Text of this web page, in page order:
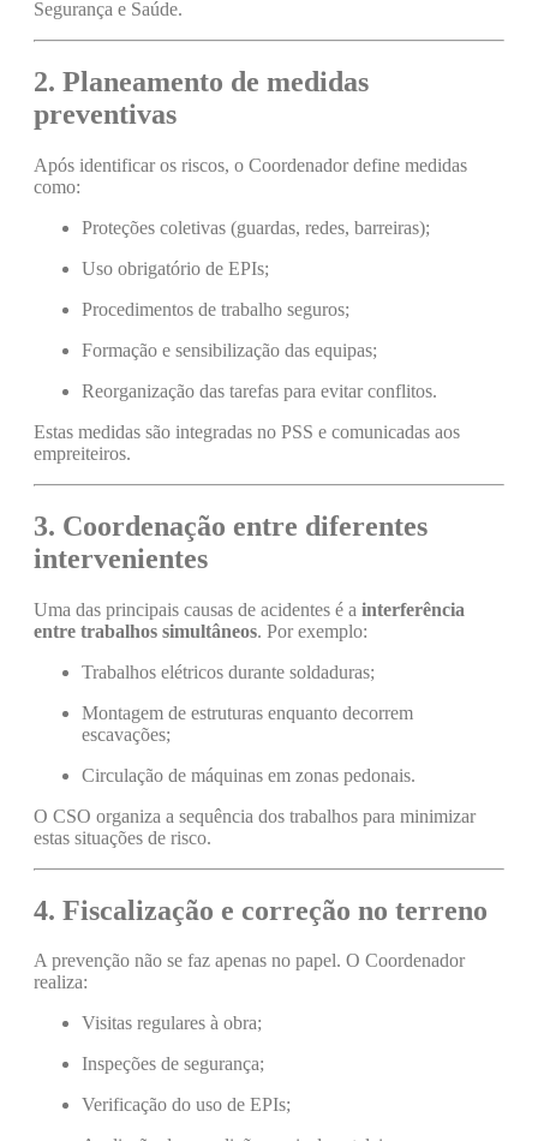
Segurança e Saúde.
2. Planeamento de medidas
preventivas
Após identificar os riscos, o Coordenador define medidas
como:
Proteções coletivas (guardas, redes, barreiras);
Uso obrigatório de EPIs;
Procedimentos de trabalho seguros;
Formação e sensibilização das equipas;
Reorganização das tarefas para evitar conflitos.
Estas medidas são integradas no PSS e comunicadas aos
empreiteiros.
3. Coordenação entre diferentes
intervenientes
Uma das principais causas de acidentes é a interferência
entre trabalhos simultâneos. Por exemplo:
Trabalhos elétricos durante soldaduras;
Montagem de estruturas enquanto decorrem
escavações;
Circulação de máquinas em zonas pedonais.
O CSO organiza a sequência dos trabalhos para minimizar
estas situações de risco.
4. Fiscalização e correção no terreno
A prevenção não se faz apenas no papel. O Coordenador
realiza:
Visitas regulares à obra;
Inspeções de segurança;
Verificação do uso de EPIs;